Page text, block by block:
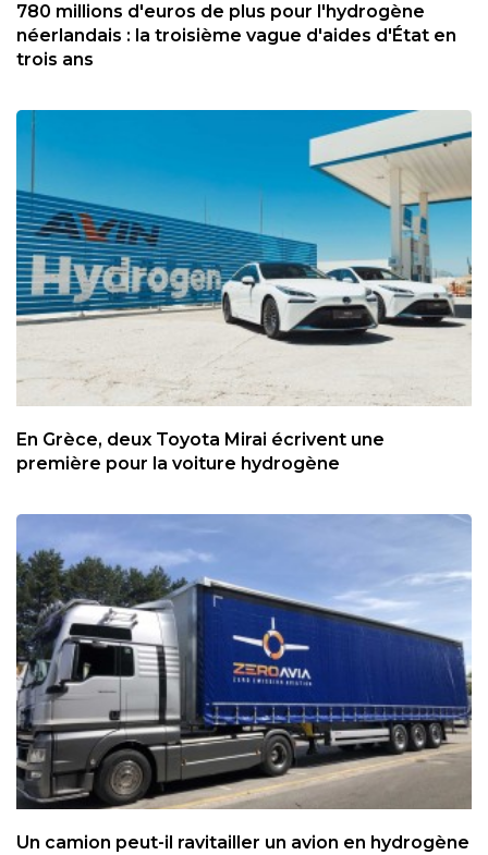
780 millions d'euros de plus pour l'hydrogène
néerlandais : la troisième vague d'aides d'État en
trois ans
En Grèce, deux Toyota Mirai écrivent une
première pour la voiture hydrogène
Un camion peut-il ravitailler un avion en hydrogène